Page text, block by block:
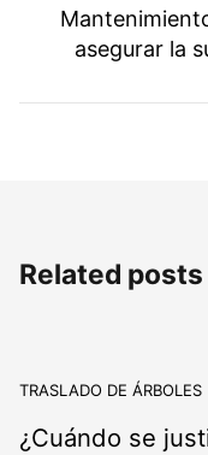
asegurar la
Related posts
TRASLADO DE ÁRBOLES
¿Cuándo se